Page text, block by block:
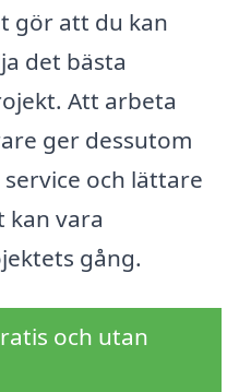
gör att du kan
det bästa
Att arbeta
ger dessutom
och lättare
kan vara
gång.
och utan